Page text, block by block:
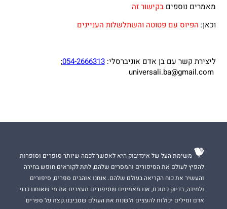
מאמרים נוספיםבקישור זה
וכאן: הפיוס עם פטוטה והשתלשלות העניינים
ליצירת קשר עם בן אדם אוניברסלי:054-2666313
;
universali.ba@gmail.com
משימת העל של אינדיבוק היא לאפשר לכמה שיותר סופרים וסופרות
להפיץ לעולם את הסיפורים והמסרים שלהם, לתת לקוראים חופש בחירה
והעשיר את כוח הקריאה בעולם שלהם. אנחנו אוהבים ספרים, סיפורים
ולמידה, בדיוק כמוכם, אנו מאמינים שסיפורים מעצבים את מי שאנחנו כבני
אדם ומילים יכולות להעצים ולשנות את העולם שסביבנו.קצת על ספרים